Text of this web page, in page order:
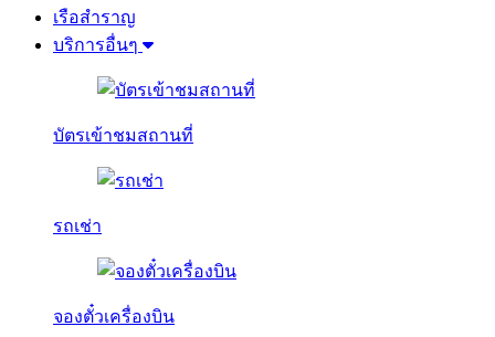
เรือสำราญ
บริการอื่นๆ
บัตรเข้าชมสถานที่
รถเช่า
จองตั๋วเครื่องบิน